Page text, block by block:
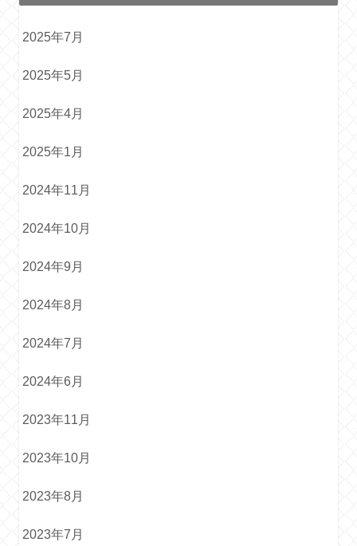
2025年7月
2025年5月
2025年4月
2025年1月
2024年11月
2024年10月
2024年9月
2024年8月
2024年7月
2024年6月
2023年11月
2023年10月
2023年8月
2023年7月